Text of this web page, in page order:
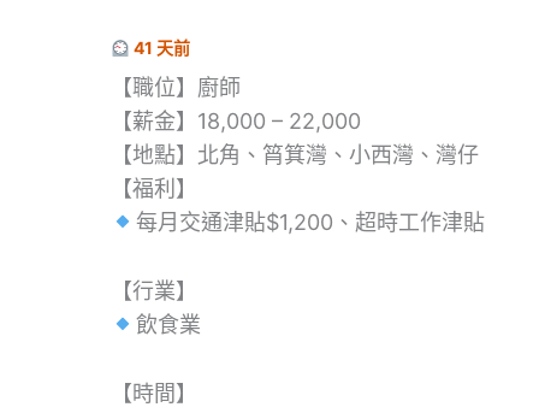
41 天前
【職位】廚師
【薪金】18,000 – 22,000
【地點】北角、筲箕灣、小西灣、灣仔
【福利】
每月交通津貼$1,200、超時工作津貼
【行業】
飲食業
【時間】